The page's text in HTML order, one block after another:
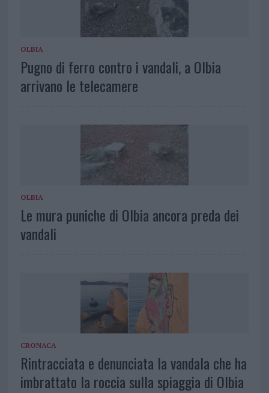
OLBIA
Pugno di ferro contro i vandali, a Olbia
arrivano le telecamere
OLBIA
Le mura puniche di Olbia ancora preda dei
vandali
CRONACA
Rintracciata e denunciata la vandala che ha
imbrattato la roccia sulla spiaggia di Olbia